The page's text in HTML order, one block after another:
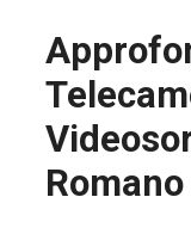
Romano